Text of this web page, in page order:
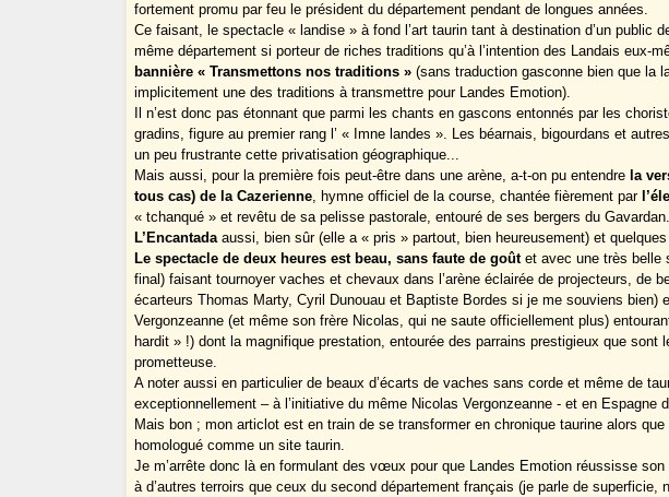
fortement promu par feu le président du département pendant de longues années.
Ce faisant, le spectacle « landise » à fond l’art taurin tant à destination d’un public
même département si porteur de riches traditions qu’à l’intention des Landais eux-
bannière « Transmettons nos traditions » (sans traduction gasconne bien que la
implicitement une des traditions à transmettre pour Landes Emotion).
Il n’est donc pas étonnant que parmi les chants en gascons entonnés par les
gradins, figure au premier rang l’ « Imne landes ». Les béarnais, bigourdans et
un peu frustrante cette privatisation géographique...
Mais aussi, pour la première fois peut-être dans une arène, a-t-on pu entendre la
tous cas) de la Cazerienne, hymne officiel de la course, chantée fièrement par
« tchanqué » et revêtu de sa pelisse pastorale, entouré de ses bergers du Gavardan.
L’Encantadaaussi, bien sûr (elle a « pris » partout, bien heureusement) et
Le spectacle de deux heures est beau, sans faute de goûtet avec une très belle
final) faisant tournoyer vaches et chevaux dans l’arène éclairée de projecteurs, de
écarteurs Thomas Marty, Cyril Dunouau et Baptiste Bordes si je me souviens bien)
Vergonzeanne (et même son frère Nicolas, qui ne saute officiellement plus)
hardit » !) dont la magnifique prestation, entourée des parrains prestigieux que sont
prometteuse.
A noter aussi en particulier de beaux d’écarts de vaches sans corde et même de
exceptionnellement – à l’initiative du même Nicolas Vergonzeanne - et en Espagne
Mais bon ; mon articlot est en train de se transformer en chronique taurine alors
homologué comme un site taurin.
Je m’arrête donc là en formulant des vœux pour que Landes Emotion réussisse
à d’autres terroirs que ceux du second département français (je parle de superficie,